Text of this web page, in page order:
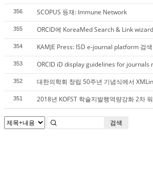
356 SCOPUS 등재: Immune Network
355 ORCID에 KoreaMed Search & Link
354 KAMJE Press: ISD e-journal platform 검
353 ORCID iD display guidelines for journals
352 대한의학회 창립 50주년 기념식에서
351 2018년 KOFST 학술지발행역량강화 2차
검색